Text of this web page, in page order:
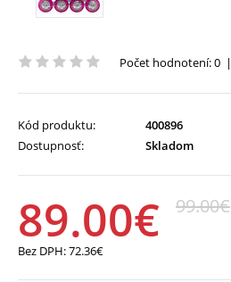
Počet hodnotení: 0 |
Kód produktu:
400896
Dostupnosť:
Skladom
89.00€ 99.00€
Bez DPH:72.36€